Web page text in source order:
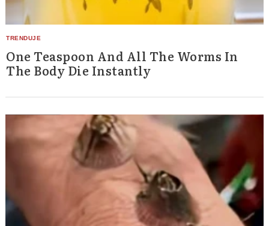
One Teaspoon And All The Worms In
The Body Die Instantly